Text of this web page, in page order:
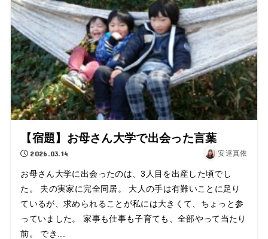
【宿題】お母さん大学で出会った言葉
2026.03.14 安達真依
お母さん大学に出会ったのは、3人目を出産した頃でし
た。 夫の実家に完全同居。 大人の手は有難いことに足り
ているが、求められることが私には大きくて、ちょっと参
っていました。 家事も仕事も子育ても、全部やって当たり
前。 でき...